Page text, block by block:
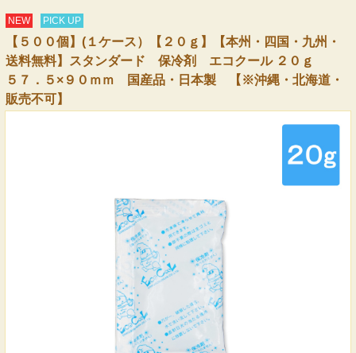
NEW PICK UP
【５００個】(１ケース）【２０ｇ】【本州・四国・九州・
送料無料】スタンダード 保冷剤 エコクール ２０ｇ
５７．５×９０ｍｍ 国産品・日本製 【※沖縄・北海道・
販売不可】